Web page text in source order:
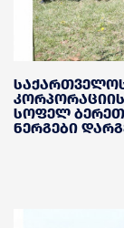
სოფელ
ნერგები